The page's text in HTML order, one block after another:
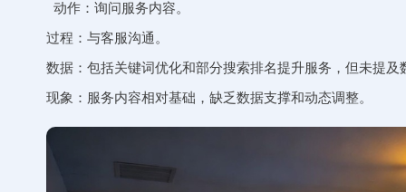
动作：询问服务内容。
过程：与客服沟通。
数据：包括关键词优化和部分搜索排名提升服务，但未提
现象：服务内容相对基础，缺乏数据支撑和动态调整。